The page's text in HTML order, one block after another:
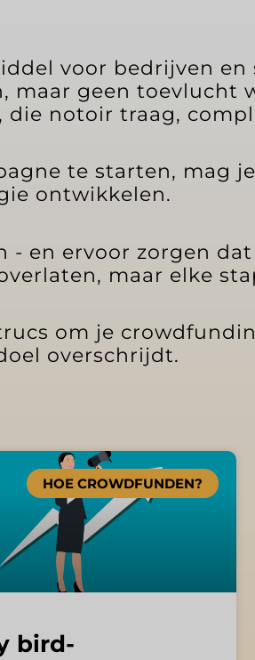
voor bedrijven
geen toevlucht
notoir traag,
te starten, mag
ontwikkelen.
en ervoor zorgen
maar elke
om je
overschrijdt.
HOE CROWDFUNDEN?
bird-